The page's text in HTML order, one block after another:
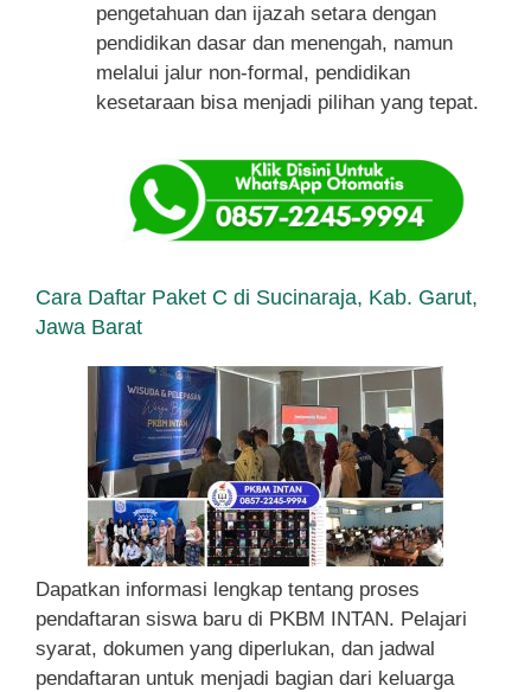
pengetahuan dan ijazah setara dengan
pendidikan dasar dan menengah, namun
melalui jalur non-formal, pendidikan
kesetaraan bisa menjadi pilihan yang tepat.
Cara Daftar Paket C di Sucinaraja, Kab. Garut,
Jawa Barat
Dapatkan informasi lengkap tentang proses
pendaftaran siswa baru di PKBM INTAN. Pelajari
syarat, dokumen yang diperlukan, dan jadwal
pendaftaran untuk menjadi bagian dari keluarga